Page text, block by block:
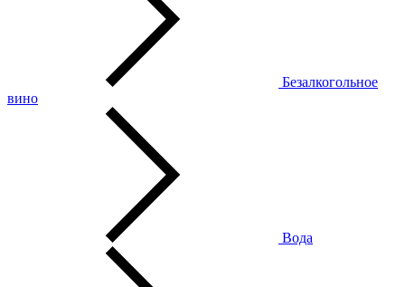
Безалкогольное
вино
Вода